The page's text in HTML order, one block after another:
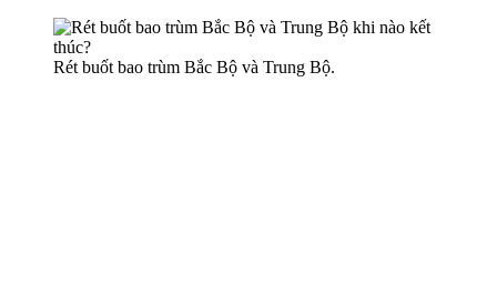
Rét buốt bao trùm Bắc Bộ và Trung Bộ.